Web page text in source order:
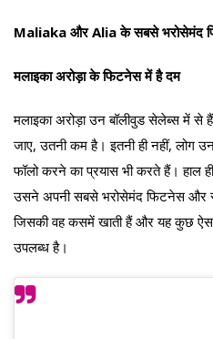
Maliaka और Alia के सबसे भरोसेमंद
मलाइका अरोड़ा के फिटनेस में है दम
मलाइका अरोड़ा उन बॉलीवुड सेलेब्स में से
जाए, उतनी कम है। इतनी ही नहीं, लोग
फॉलो करने का प्रयास भी करते हैं। हाल
उसने अपनी सबसे भरोसेमंद फिटनेस और
जिसकी वह कसमें खाती हैं और यह कुछ ऐसा
उपलब्ध है।